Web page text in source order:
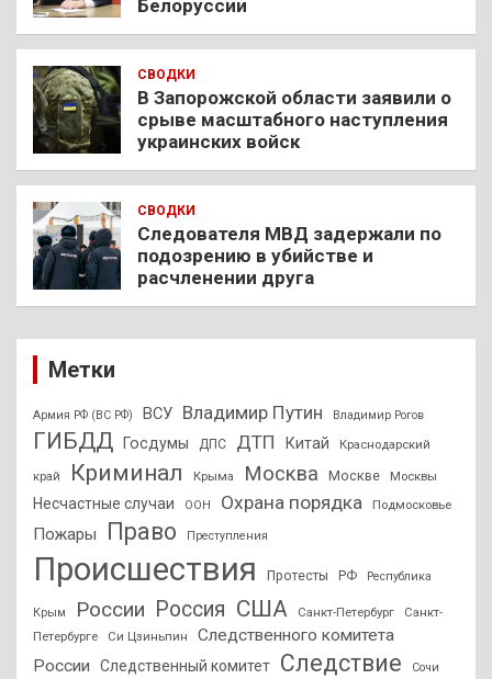
Белоруссии
СВОДКИ
В Запорожской области заявили о
срыве масштабного наступления
украинских войск
СВОДКИ
Следователя МВД задержали по
подозрению в убийстве и
расчленении друга
Метки
Армия РФ (ВС РФ) ВСУ Владимир Путин Владимир Рогов
ГИБДД Госдумы ДПС ДТП Китай Краснодарский
край Криминал Крыма Москва Москве Москвы
Несчастные случаи ООН Охрана порядка Подмосковье
Пожары Право Преступления
Происшествия Протесты РФ Республика
Крым России Россия США Санкт-Петербург
Санкт-
Петербурге
Си Цзиньпин
Следственного комитета
России
Следственный комитет Следствие Сочи